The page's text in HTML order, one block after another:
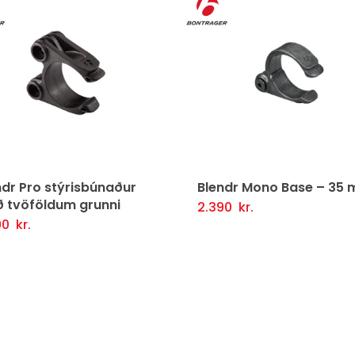
Mono Base – 35 mm
kr.
Í Körfu Fljótlegt yfirlit
Blendr hnakkfesting
990kr.
Setja Í Körfu